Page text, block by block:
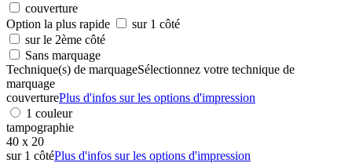
couverture
Option la plus rapide
sur 1 côté
sur le 2ème côté
Sans marquage
Technique(s) de marquageSélectionnez votre technique de
marquage
couverturePlus d'infos sur les options d'impression
1 couleur
tampographie
40 x 20
sur 1 côtéPlus d'infos sur les options d'impression